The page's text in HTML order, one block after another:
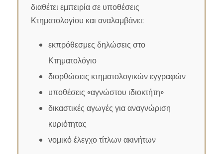
διαθέτει εμπειρία σε υποθέσεις
Κτηματολογίου και αναλαμβάνει:
εκπρόθεσμες δηλώσεις στο
Κτηματολόγιο
διορθώσεις κτηματολογικών εγγραφών
υποθέσεις «αγνώστου ιδιοκτήτη»
δικαστικές αγωγές για αναγνώριση
κυριότητας
νομικό έλεγχο τίτλων ακινήτων